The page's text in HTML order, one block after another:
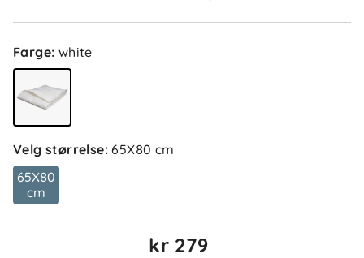
Farge: white
Velg størrelse:65X80 cm
65X80
cm
kr 279